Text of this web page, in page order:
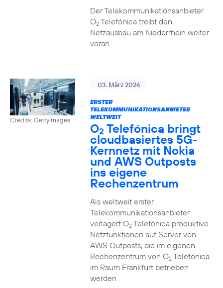
Der Telekommunikationsanbieter
O2Telefónica treibt den
Netzausbau am Niederrhein weiter
voran
Credits: Gettyimages
03. März 2026
ERSTER
TELEKOMMUNIKATIONSANBIETER
WELTWEIT
O2 Telefónica bringt
cloudbasiertes 5G-
Kernnetz mit Nokia
und AWS Outposts
ins eigene
Rechenzentrum
Als weltweit erster
Telekommunikationsanbieter
verlagert O2Telefónica produktive
Netzfunktionen auf Server von
AWS Outposts, die im eigenen
Rechenzentrum von O2Telefónica
im Raum Frankfurt betrieben
werden.